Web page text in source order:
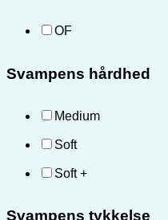
OF
Svampens hårdhed
Medium
Soft
Soft +
Svampens tykkelse